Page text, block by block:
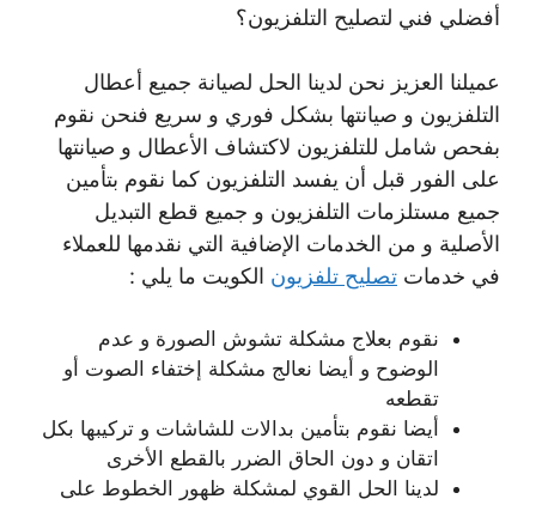
أفضلي فني لتصليح التلفزيون؟
عميلنا العزيز نحن لدينا الحل لصيانة جميع أعطال
التلفزيون و صيانتها بشكل فوري و سريع فنحن نقوم
بفحص شامل للتلفزيون لاكتشاف الأعطال و صيانتها
على الفور قبل أن يفسد التلفزيون كما نقوم بتأمين
جميع مستلزمات التلفزيون و جميع قطع التبديل
الأصلية و من الخدمات الإضافية التي نقدمها للعملاء
في خدمات تصليح تلفزيون الكويت ما يلي :
نقوم بعلاج مشكلة تشوش الصورة و عدم
الوضوح و أيضا نعالج مشكلة إختفاء الصوت أو
تقطعه
أيضا نقوم بتأمين بدالات للشاشات و تركيبها بكل
اتقان و دون الحاق الضرر بالقطع الأخرى
لدينا الحل القوي لمشكلة ظهور الخطوط على